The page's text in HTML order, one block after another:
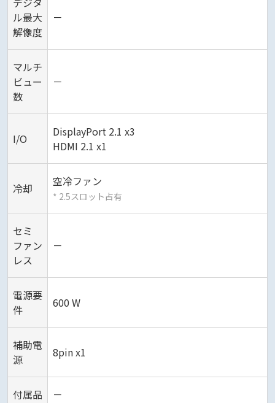
ル最大
解像度
－
マルチ
ビュー
数
－
I/O
DisplayPort 2.1 x3
HDMI 2.1 x1
冷却 空冷ファン
* 2.5スロット占有
セミ
ファン
レス
－
電源要
件
600 W
補助電
源
8pin x1
付属品 －